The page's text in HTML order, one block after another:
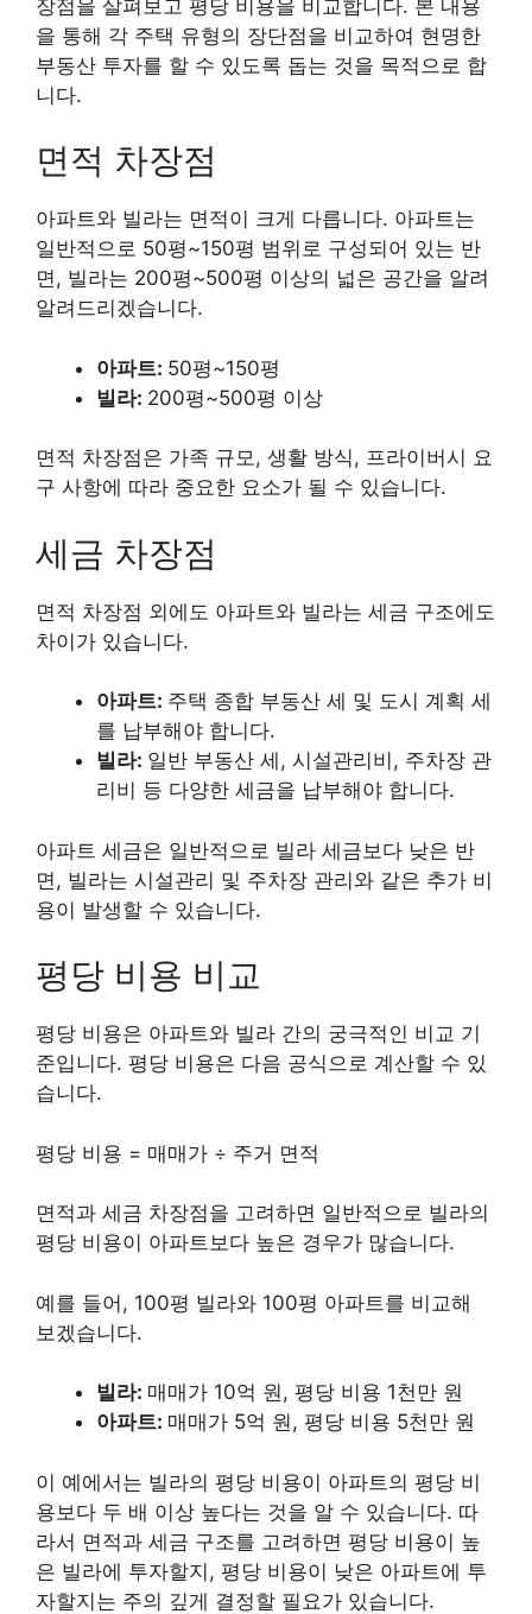
장점을 살펴보고 평당 비용을 비교합니다. 본 내용
을 통해 각 주택 유형의 장단점을 비교하여 현명한
부동산 투자를 할 수 있도록 돕는 것을 목적으로 합
니다.
면적 차장점
아파트와 빌라는 면적이 크게 다릅니다. 아파트는
일반적으로 50평~150평 범위로 구성되어 있는 반
면, 빌라는 200평~500평 이상의 넓은 공간을 알려
알려드리겠습니다.
아파트: 50평~150평
빌라: 200평~500평 이상
면적 차장점은 가족 규모, 생활 방식, 프라이버시 요
구 사항에 따라 중요한 요소가 될 수 있습니다.
세금 차장점
면적 차장점 외에도 아파트와 빌라는 세금 구조에도
차이가 있습니다.
아파트: 주택 종합 부동산 세 및 도시 계획 세
를 납부해야 합니다.
빌라: 일반 부동산 세, 시설관리비, 주차장 관
리비 등 다양한 세금을 납부해야 합니다.
아파트 세금은 일반적으로 빌라 세금보다 낮은 반
면, 빌라는 시설관리 및 주차장 관리와 같은 추가 비
용이 발생할 수 있습니다.
평당 비용 비교
평당 비용은 아파트와 빌라 간의 궁극적인 비교 기
준입니다. 평당 비용은 다음 공식으로 계산할 수 있
습니다.
평당 비용 = 매매가 ÷ 주거 면적
면적과 세금 차장점을 고려하면 일반적으로 빌라의
평당 비용이 아파트보다 높은 경우가 많습니다.
예를 들어, 100평 빌라와 100평 아파트를 비교해
보겠습니다.
빌라: 매매가 10억 원, 평당 비용 1천만 원
아파트: 매매가 5억 원, 평당 비용 5천만 원
이 예에서는 빌라의 평당 비용이 아파트의 평당 비
용보다 두 배 이상 높다는 것을 알 수 있습니다. 따
라서 면적과 세금 구조를 고려하면 평당 비용이 높
은 빌라에 투자할지, 평당 비용이 낮은 아파트에 투
자할지는 주의 깊게 결정할 필요가 있습니다.